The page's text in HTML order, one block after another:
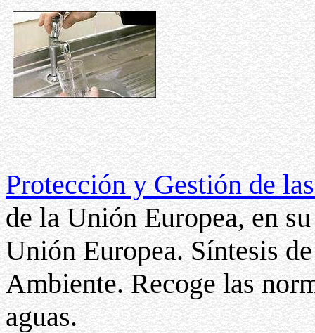
Protección y Gestión de
de la Unión Europea, en
Unión Europea. Síntesis
Ambiente. Recoge las
aguas.